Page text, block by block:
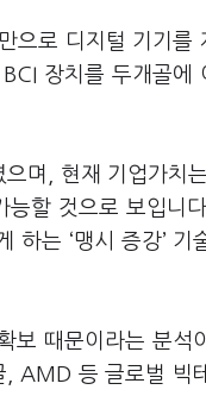
으로 디지털 기기를
장치를 두개골에
며, 현재 기업가치
할 것으로 보입니
하는 ‘맹시 증강’ 기
보 때문이라는 분석
, AMD 등 글로벌 빅